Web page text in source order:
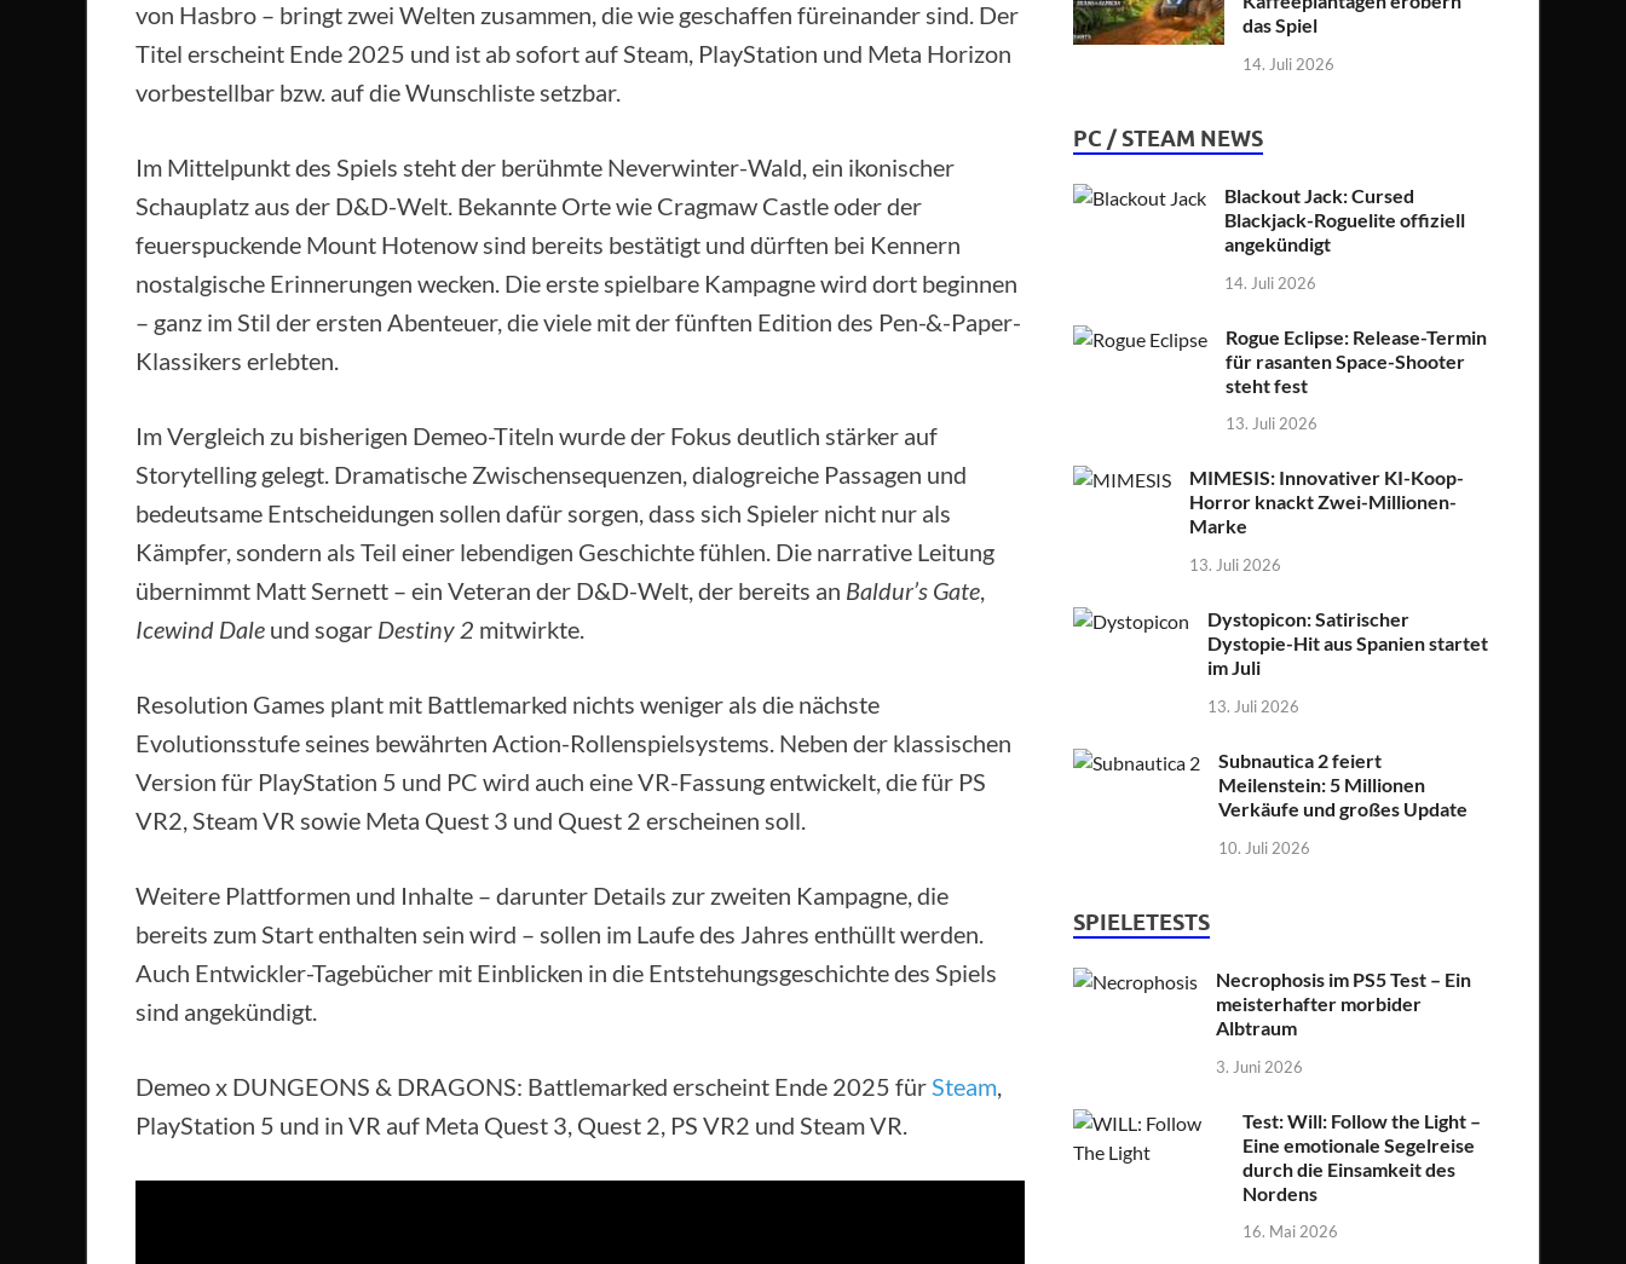
von Hasbro – bringt zwei Welten zusammen, die wie geschaffen füreinander sind. Der
Titel erscheint Ende 2025 und ist ab sofort auf Steam, PlayStation und Meta Horizon
vorbestellbar bzw. auf die Wunschliste setzbar.
Im Mittelpunkt des Spiels steht der berühmte Neverwinter-Wald, ein ikonischer
Schauplatz aus der D&D-Welt. Bekannte Orte wie Cragmaw Castle oder der
feuerspuckende Mount Hotenow sind bereits bestätigt und dürften bei Kennern
nostalgische Erinnerungen wecken. Die erste spielbare Kampagne wird dort beginnen
– ganz im Stil der ersten Abenteuer, die viele mit der fünften Edition des Pen-&-Paper-
Klassikers erlebten.
Im Vergleich zu bisherigen Demeo-Titeln wurde der Fokus deutlich stärker auf
Storytelling gelegt. Dramatische Zwischensequenzen, dialogreiche Passagen und
bedeutsame Entscheidungen sollen dafür sorgen, dass sich Spieler nicht nur als
Kämpfer, sondern als Teil einer lebendigen Geschichte fühlen. Die narrative Leitung
übernimmt Matt Sernett – ein Veteran der D&D-Welt, der bereits an Baldur’s Gate,
Icewind Dale und sogar Destiny 2 mitwirkte.
Resolution Games plant mit Battlemarked nichts weniger als die nächste
Evolutionsstufe seines bewährten Action-Rollenspielsystems. Neben der klassischen
Version für PlayStation 5 und PC wird auch eine VR-Fassung entwickelt, die für PS
VR2, Steam VR sowie Meta Quest 3 und Quest 2 erscheinen soll.
Weitere Plattformen und Inhalte – darunter Details zur zweiten Kampagne, die
bereits zum Start enthalten sein wird – sollen im Laufe des Jahres enthüllt werden.
Auch Entwickler-Tagebücher mit Einblicken in die Entstehungsgeschichte des Spiels
sind angekündigt.
Demeo x DUNGEONS & DRAGONS: Battlemarked erscheint Ende 2025 fürSteam,
PlayStation 5 und in VR auf Meta Quest 3, Quest 2, PS VR2 und Steam VR.
das Spiel
14. Juli 2026
PC / STEAM NEWS
Blackout Jack: Cursed
Blackjack-Roguelite offiziell
angekündigt
14. Juli 2026
Rogue Eclipse: Release-Termin
für rasanten Space-Shooter
steht fest
13. Juli 2026
MIMESIS: Innovativer KI-Koop-
Horror knackt Zwei-Millionen-
Marke
13. Juli 2026
Dystopicon: Satirischer
Dystopie-Hit aus Spanien startet
im Juli
13. Juli 2026
Subnautica 2 feiert
Meilenstein: 5 Millionen
Verkäufe und großes Update
10. Juli 2026
SPIELETESTS
Necrophosis im PS5 Test – Ein
meisterhafter morbider
Albtraum
3. Juni 2026
Test: Will: Follow the Light –
Eine emotionale Segelreise
durch die Einsamkeit des
Nordens
16. Mai 2026